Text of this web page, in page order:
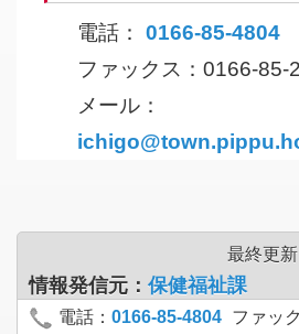
電話： 0166-85-4804
ファックス：0166-85-
メール：
最終更
情報発信元： 保健福祉課
電話： 0166-85-4804 ファッ